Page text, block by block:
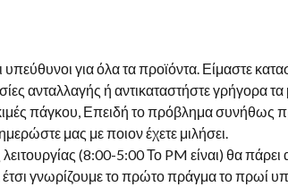
υπεύθυνοι για όλα τα προϊόντα. Είμαστε
ανταλλαγής ή αντικαταστήστε γρήγορα
πάγκου, Επειδή το πρόβλημα συνήθως
μας με ποιον έχετε μιλήσει.
(8:00-5:00 Το PM είναι) θα
γνωρίζουμε το πρώτο πράγμα το πρωί